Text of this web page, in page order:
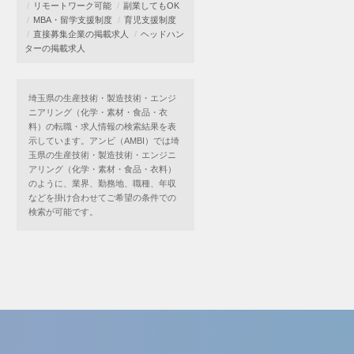
リモートワーク可能
副業してもOK
MBA・留学支援制度
育児支援制度
直接募集企業の掲載求人
ヘッドハン
ターの掲載求人
埼玉県の生産技術・製造技術・エンジ
ニアリング（化学・素材・食品・衣
料）の転職・求人情報の検索結果を表
示しています。アンビ（AMBI）では埼
玉県の生産技術・製造技術・エンジニ
アリング（化学・素材・食品・衣料）
のように、業界、勤務地、職種、年収
などを掛け合わせてご希望の条件での
検索が可能です。